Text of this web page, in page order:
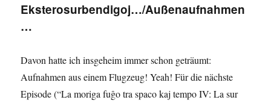
Eksterosurbendigoj…/Außenaufnahmen
…
Davon hatte ich insgeheim immer schon geträumt:
Aufnahmen aus einem Flugzeug! Yeah! Für die nächste
Episode (“La moriga fuĝo tra spaco kaj tempo IV: La sur